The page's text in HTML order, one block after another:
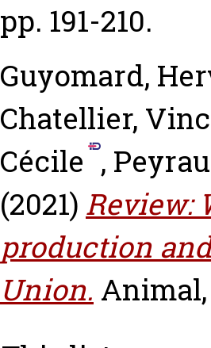
pp. 191-210.
Guyomard,
Chatellier,
Cécile ,
(2021) Review:
production
Union. Animal,